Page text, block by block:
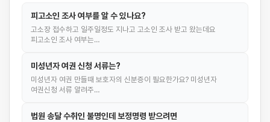
피고소인 조사 여부를 알 수 있나요?
고소장 접수하고 일주일정도 지나고 고소인 조사 받고 왔는데요
피고소인 조사 여부는…
미성년자 여권 신청 서류는?
미성년자 여권 만들때 보호자의 신분증이 필요한가요? 미성년자
여권신청 서류 알려주…
법원 송달 수취인 불명인데 보정명령 받으려면